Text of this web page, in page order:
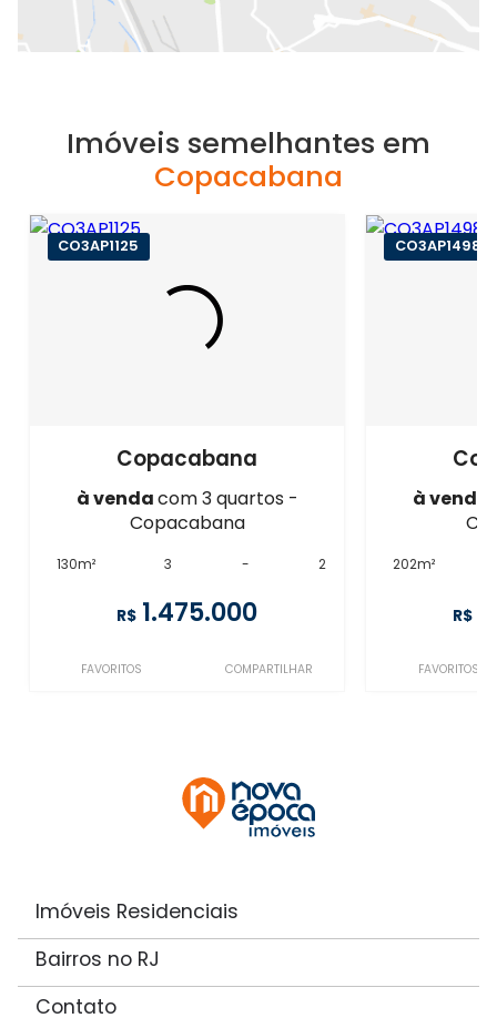
Imóveis semelhantes em
Copacabana
CO3AP1125
Copacabana
à vendacom 3 quartos -
Copacabana
130m² 3 - 2
R$ 1.475.000
FAVORITOS COMPARTILHAR
CO3AP1498
à venda
202m²
R$
FAVORITOS
Imóveis Residenciais
Bairros no RJ
Contato